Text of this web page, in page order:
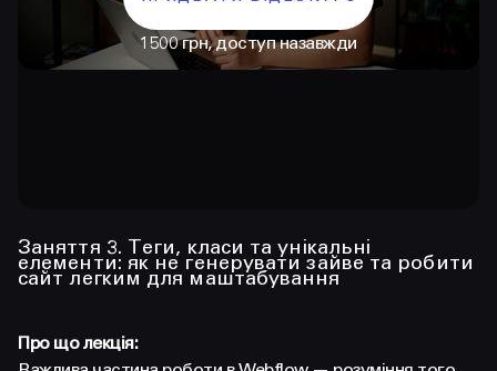
+38 099 236 68 38
hello@prjctr.com
INSTAGRAM
1500 грн, доступ назавжди
Заняття 3. Теги, класи та унікальні
елементи: як не генерувати зайве та робити
сайт легким для маштабування
Про що лекція: